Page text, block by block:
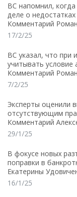
ВС напомнил, когда
деле о
Комментарий
17/2/25
ВС указал, что при
учитывать
Комментарий
7/2/25
Эксперты оценили
отсутствующим
Комментарий
29/1/25
В фокусе новых
поправки в
Екатерины
16/1/25